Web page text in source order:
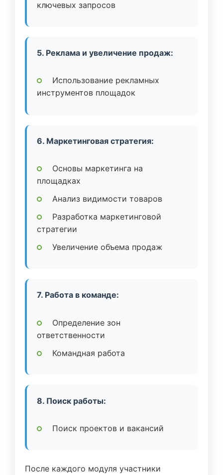
ключевых запросов
5. Реклама и увеличение продаж:
Использование рекламных
инструментов площадок
6. Маркетинговая стратегия:
Основы маркетинга на
площадках
Анализ видимости товаров
Разработка маркетинговой
стратегии
Увеличение объема продаж
7. Работа в команде:
Определение зон
ответственности
Командная работа
8. Поиск работы:
Поиск проектов и вакансий
После каждого модуля участники